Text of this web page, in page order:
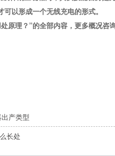
以形成一个无线充电的形式。
原理？”的全部内容，更多概况咨
产类型
长处